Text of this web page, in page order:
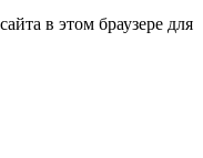
в этом браузере для